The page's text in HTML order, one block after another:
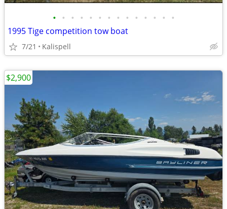
• • • • • • • • • • • • • •
1995 Tige competition tow boat
7/21 Kalispell
$2,900